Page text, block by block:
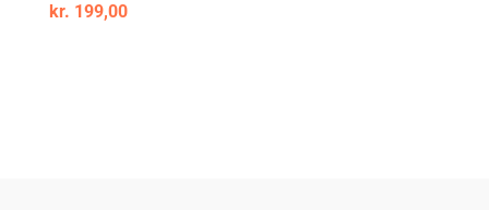
kr. 199,00